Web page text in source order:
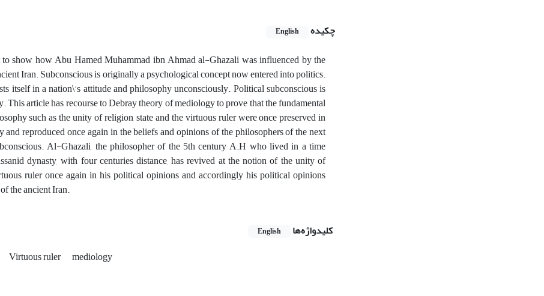
چکیده
English
show how Abu Hamed Muhammad ibn Ahmad al-Ghazali was influenced by the
Iran. Subconscious is originally a psychological concept now entered into politics.
itself in a nation\'s attitude and philosophy unconsciously. Political subconscious is
This article has recourse to Debray theory of mediology to prove that the fundamental
such as the unity of religion, state and the virtuous ruler were once preserved in
and reproduced once again in the beliefs and opinions of the philosophers of the next
Al-Ghazali, the philosopher of the 5th century A.H who lived in a time
dynasty, with four centuries distance, has revived at the notion of the unity of
ruler once again in his political opinions and accordingly his political opinions
the ancient Iran.
کلیدواژه‌ها English
Virtuous ruler mediology